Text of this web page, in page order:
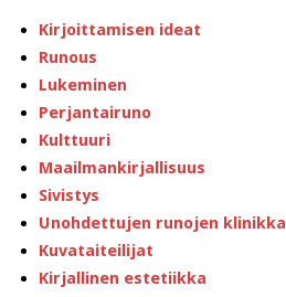
Kirjoittamisen ideat
Runous
Lukeminen
Perjantairuno
Kulttuuri
Maailmankirjallisuus
Sivistys
Unohdettujen runojen klinikka
Kuvataiteilijat
Kirjallinen estetiikka